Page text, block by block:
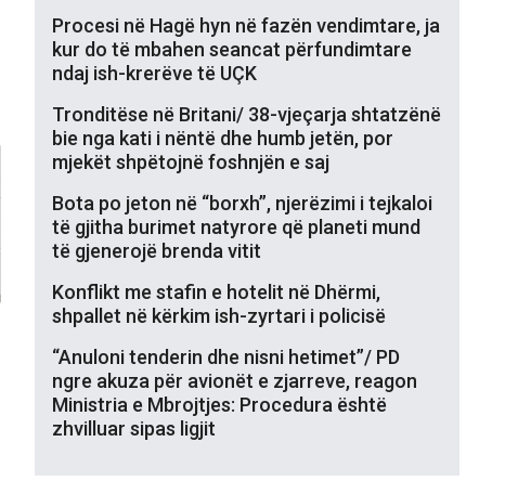
Procesi në Hagë hyn në fazën vendimtare, ja
kur do të mbahen seancat përfundimtare
ndaj ish-krerëve të UÇK
Tronditëse në Britani/ 38-vjeçarja shtatzënë
bie nga kati i nëntë dhe humb jetën, por
mjekët shpëtojnë foshnjën e saj
Bota po jeton në “borxh”, njerëzimi i tejkaloi
të gjitha burimet natyrore që planeti mund
të gjenerojë brenda vitit
Konflikt me stafin e hotelit në Dhërmi,
shpallet në kërkim ish-zyrtari i policisë
“Anuloni tenderin dhe nisni hetimet”/ PD
ngre akuza për avionët e zjarreve, reagon
Ministria e Mbrojtjes: Procedura është
zhvilluar sipas ligjit